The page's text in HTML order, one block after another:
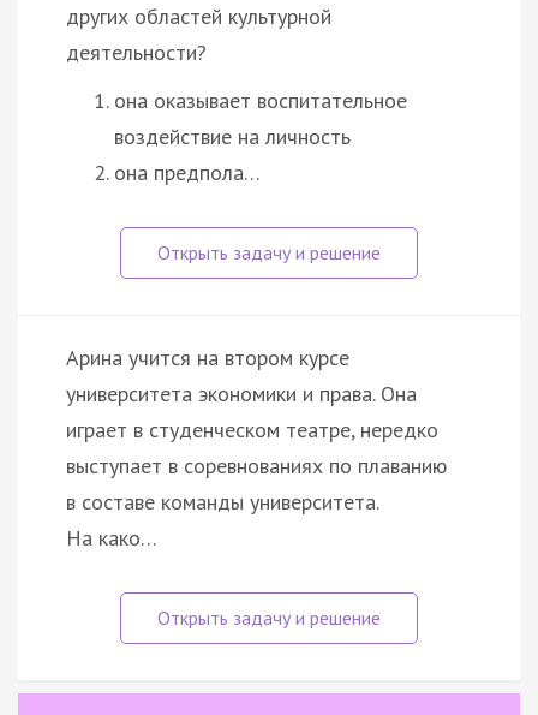
других областей культурной
деятельности?
она оказывает воспитательное
воздействие на личность
она предпола…
Арина учится на втором курсе
университета экономики и права. Она
играет в студенческом театре, нередко
выступает в соревнованиях по плаванию
в составе команды университета.
На како…